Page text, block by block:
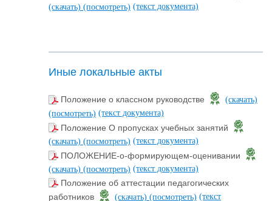
(скачать) (посмотреть) (текст документа)
Иные локальные акты
Положение о классном руководстве
(скачать)
(посмотреть) (текст документа)
Положение О пропусках учебных занятий
(скачать) (посмотреть) (текст документа)
ПОЛОЖЕНИЕ-о-формирующем-оценивании
(скачать) (посмотреть) (текст документа)
Положение об аттестации педагогических
работников
(скачать) (посмотреть) (текст